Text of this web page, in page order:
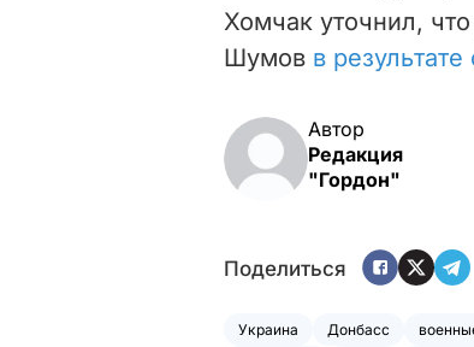
Хомчак уточнил,
Шумов в
Автор
Редакция
"Гордон"
Поделиться
Украина Донбасс